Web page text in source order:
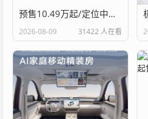
预售10.49万起/定位中大型SUV 东风风行星海V6乾崑版开启预售
2026-08-09 31422 人在看